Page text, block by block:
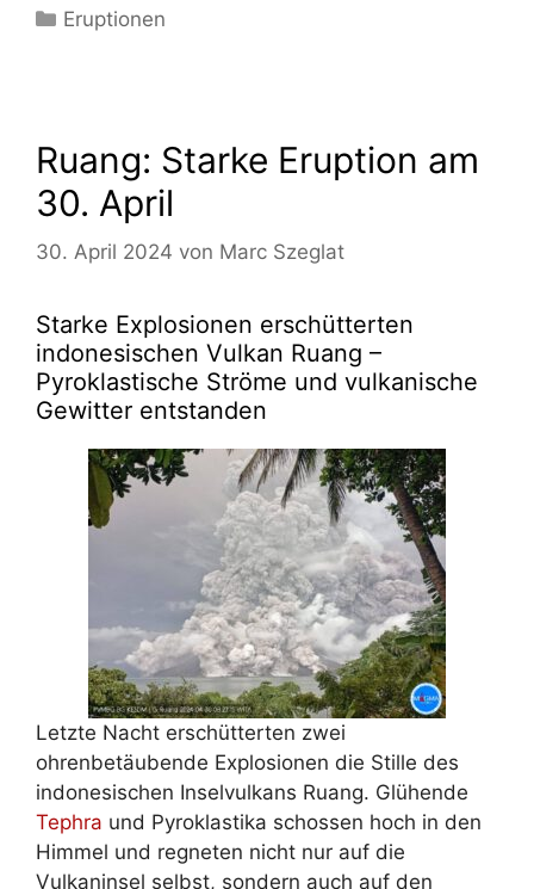
Kategorien
Eruptionen
Ruang: Starke Eruption am
30. April
30. April 2024 von Marc Szeglat
Starke Explosionen erschütterten
indonesischen Vulkan Ruang –
Pyroklastische Ströme und vulkanische
Gewitter entstanden
Letzte Nacht erschütterten zwei
ohrenbetäubende Explosionen die Stille des
indonesischen Inselvulkans Ruang. Glühende
Tephra und Pyroklastika schossen hoch in den
Himmel und regneten nicht nur auf die
Vulkaninsel selbst, sondern auch auf den